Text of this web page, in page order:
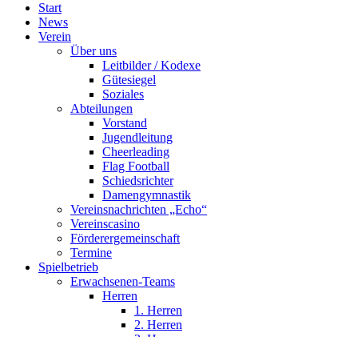
Start
News
Verein
Über uns
Leitbilder / Kodexe
Gütesiegel
Soziales
Abteilungen
Vorstand
Jugendleitung
Cheerleading
Flag Football
Schiedsrichter
Damengymnastik
Vereinsnachrichten „Echo“
Vereinscasino
Förderergemeinschaft
Termine
Spielbetrieb
Erwachsenen-Teams
Herren
1. Herren
2. Herren